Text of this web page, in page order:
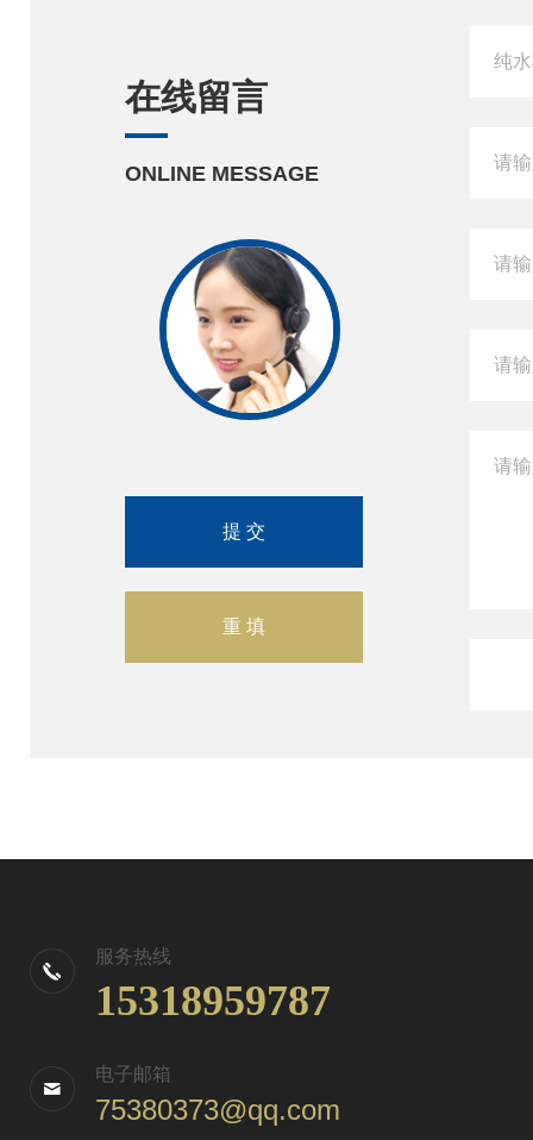
在线留言
ONLINE MESSAGE
服务热线
15318959787
电子邮箱
75380373@qq.com